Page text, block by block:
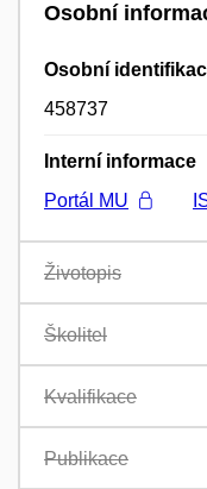
Osobní
Osobní
458737
Interní informace
Portál MU
Životopis
Školitel
Kvalifikace
Publikace